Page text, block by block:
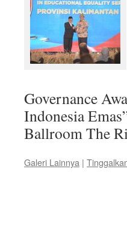
Governance
Indonesia
Ballroom The
Galeri Lainnya |